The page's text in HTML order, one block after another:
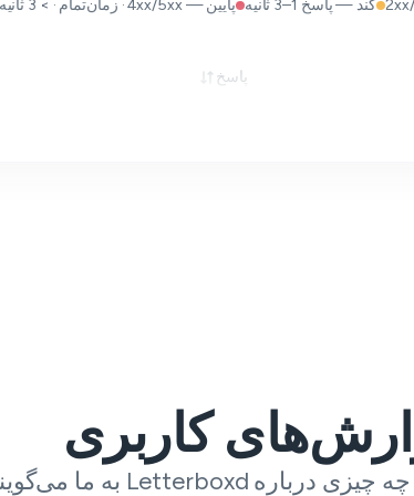
کند — پاسخ 1–3 ثانیه پایین — 4xx/5xx · زمان‌تمام · > 3 ثانیه
پاسخ
کاربری